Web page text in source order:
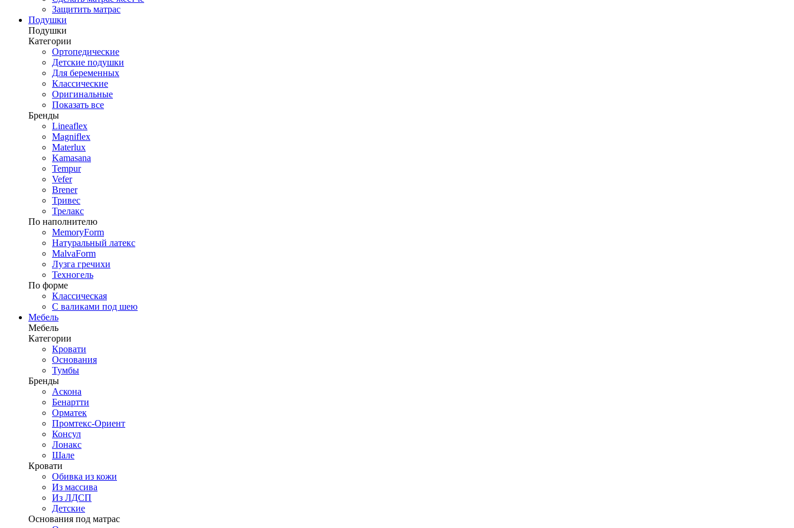
Защитить матрас
Подушки
Подушки
Категории
Ортопедические
Детские подушки
Для беременных
Классические
Оригинальные
Показать все
Бренды
Lineaflex
Magniflex
Materlux
Kamasana
Tempur
Vefer
Brener
Тривес
Трелакс
По наполнителю
MemoryForm
Натуральный латекс
MalvaForm
Лузга гречихи
Техногель
По форме
Классическая
С валиками под шею
Мебель
Мебель
Категории
Кровати
Основания
Тумбы
Бренды
Аскона
Бенартти
Орматек
Промтекс-Ориент
Консул
Лонакс
Шале
Кровати
Обивка из кожи
Из массива
Из ЛДСП
Детские
Основания под матрас